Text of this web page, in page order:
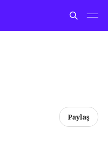
Paylaş